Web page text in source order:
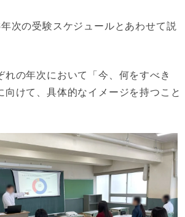
次の受験スケジュールとあわせて説
の年次において「今、何をすべき
けて、具体的なイメージを持つこと